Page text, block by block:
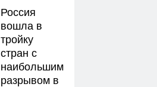
Россия
вошла в
тройку
стран с
наибольшим
разрывом в